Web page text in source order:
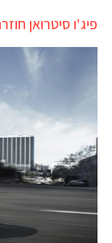
פיג'ו סיטרואן